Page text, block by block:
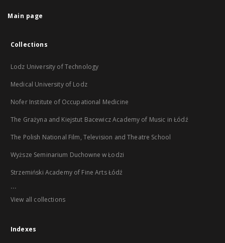
Main page
Collections
Lodz University of Technology
Medical University of Lodz
Nofer Institute of Occupational Medicine
The Grażyna and Kiejstut Bacewicz Academy of Music in Łódź
The Polish National Film, Television and Theatre School
Wyższe Seminarium Duchowne w Łodzi
Strzemiński Academy of Fine Arts Łódź
...
View all collections
Indexes